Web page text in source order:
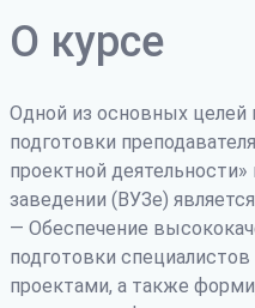
О курсе
Одной из основных целей
подготовки
проектной
заведении (ВУЗе)
— Обеспечение
подготовки
проектами, а также